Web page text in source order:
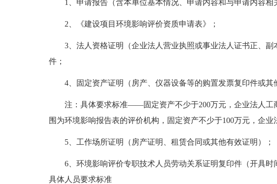
1、申请报告（含本单位基本情况、申请内容和与申请内容相
2、《建设项目环境影响评价资质申请表》；
3、法人资格证明（企业法人营业执照或事业法人证书正、
件；
4、固定资产证明（房产、仪器设备等的购置发票复印件或其
注：具体要求标准——固定资产不少于200万元，企业法人工
围为环境影响报告表的评价机构，固定资产不少于100万元，企业
5、工作场所证明（房产证明、租赁合同或其他有效证明）；
6、环境影响评价专职技术人员劳动关系证明复印件（开具时
具体人员要求标准